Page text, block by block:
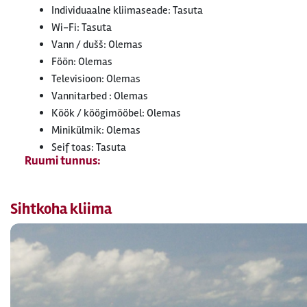
Individuaalne kliimaseade: Tasuta
Wi-Fi: Tasuta
Vann / dušš: Olemas
Föön: Olemas
Televisioon: Olemas
Vannitarbed : Olemas
Köök / köögimööbel: Olemas
Minikülmik: Olemas
Seif toas: Tasuta
Ruumi tunnus:
Sihtkoha kliima